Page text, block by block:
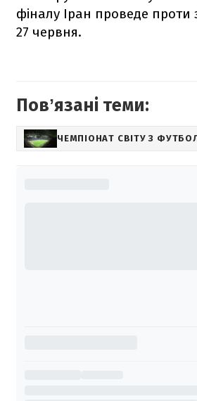
фіналу Іран проведе проти
27 червня.
Повʼязані теми:
ЧЕМПІОНАТ СВІТУ З